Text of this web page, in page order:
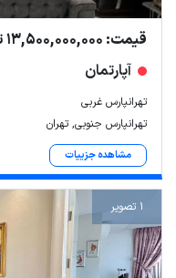
قیمت: 13,500,000,000 تومان
آپارتمان
تهرانپارس غربی
تهرانپارس جنوبی, تهران
مشاهده جزییات
1 تصویر